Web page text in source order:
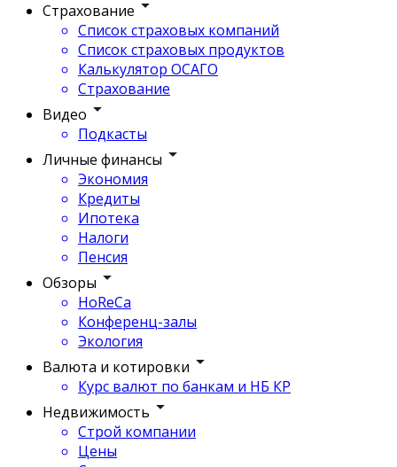
Страхование
Список страховых компаний
Список страховых продуктов
Калькулятор ОСАГО
Страхование
Видео
Подкасты
Личные финансы
Экономия
Кредиты
Ипотека
Налоги
Пенсия
Обзоры
HoReCa
Конференц-залы
Экология
Валюта и котировки
Курс валют по банкам и НБ КР
Недвижимость
Строй компании
Цены